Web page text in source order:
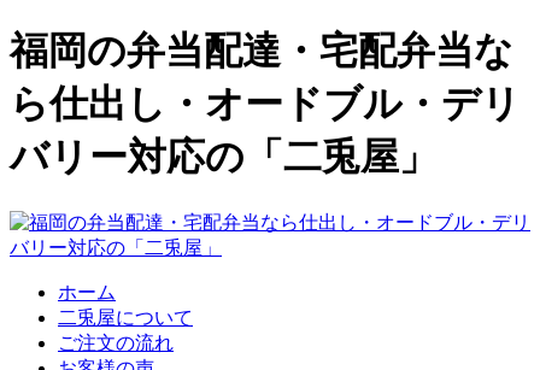
福岡の弁当配達・宅配弁当な
ら仕出し・オードブル・デリ
バリー対応の「二兎屋」
ホーム
二兎屋について
ご注文の流れ